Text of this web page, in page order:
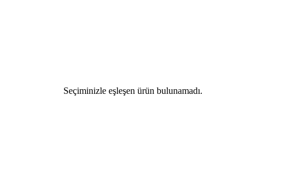
Seçiminizle eşleşen ürün bulunamadı.